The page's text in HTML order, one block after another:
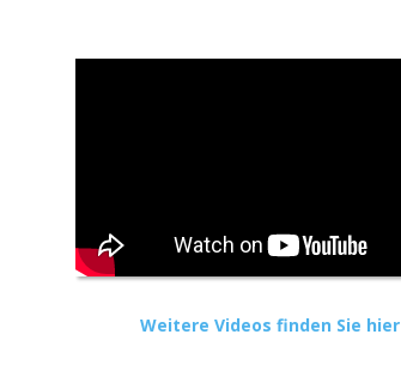
Weitere Videos finden Sie hier